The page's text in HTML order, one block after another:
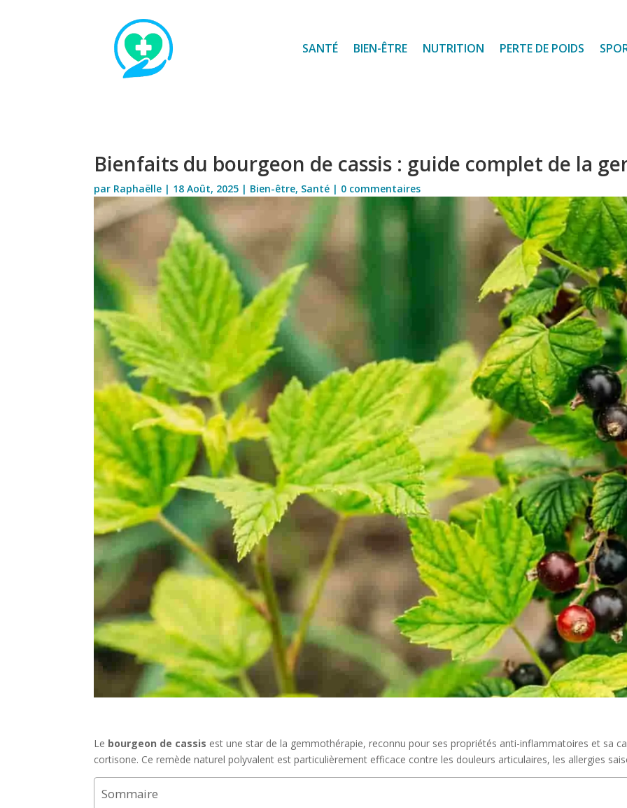
SANTÉ BIEN-ÊTRE NUTRITION PERTE DE POIDS
Bienfaits du bourgeon de cassis : guide complet de la
par Raphaëlle | 18 Août, 2025 | Bien-être, Santé | 0 commentaires
Le bourgeon de cassis est une star de la gemmothérapie, reconnu pour ses propriétés anti-inflammatoires et sa
cortisone. Ce remède naturel polyvalent est particulièrement efficace contre les douleurs articulaires, les allergies
Sommaire